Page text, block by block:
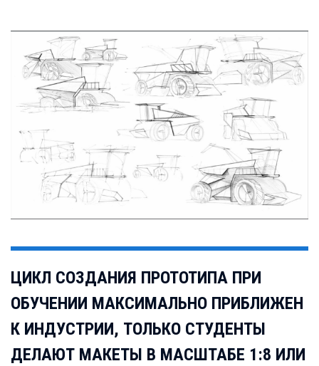
ЦИКЛ СОЗДАНИЯ ПРОТОТИПА ПРИ
ОБУЧЕНИИ МАКСИМАЛЬНО ПРИБЛИЖЕН
К ИНДУСТРИИ, ТОЛЬКО СТУДЕНТЫ
ДЕЛАЮТ МАКЕТЫ В МАСШТАБЕ 1:8 ИЛИ